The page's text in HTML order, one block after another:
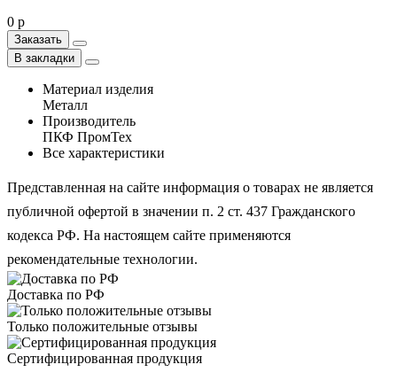
0 р
Заказать
В закладки
Материал изделия
Металл
Производитель
ПКФ ПромТех
Все характеристики
Представленная на сайте информация о товарах не является
публичной офертой в значении п. 2 ст. 437 Гражданского
кодекса РФ. На настоящем сайте применяются
рекомендательные технологии.
Доставка по РФ
Только положительные отзывы
Сертифицированная продукция